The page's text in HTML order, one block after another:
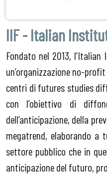
IIF - Italian
Fondato nel 2013,
un’organizzazione no-
centri di futures studies
con l’obiettivo di
dell’anticipazione, della
megatrend, elaborando
settore pubblico che in
anticipazione del futuro,